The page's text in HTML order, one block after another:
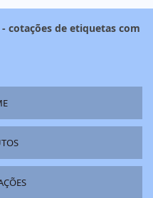
cotações de etiquetas com